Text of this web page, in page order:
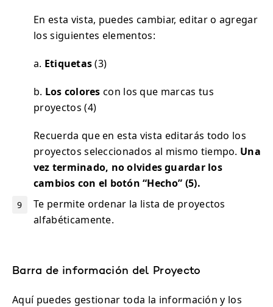
En esta vista, puedes cambiar, editar o agregar
los siguientes elementos:
a. Etiquetas(3)
b. Los colores con los que marcas tus
proyectos (4)
Recuerda que en esta vista editarás todo los
proyectos seleccionados al mismo tiempo. Una
vez terminado, no olvides guardar los
cambios con el botón “Hecho” (5).
Te permite ordenar la lista de proyectos
alfabéticamente.
Barra de información del Proyecto
Aquí puedes gestionar toda la información y los